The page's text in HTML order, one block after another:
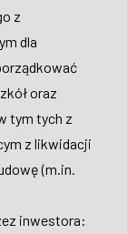
z
dla
oraz
tym tych z
z likwidacji
(m.in.
inwestora: